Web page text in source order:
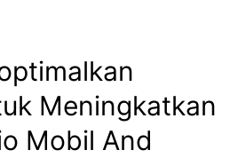
Meningkatkan
Mobil And